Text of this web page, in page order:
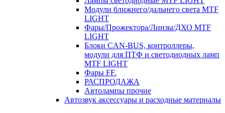
Модули ближнего/дальнего света MTF
LIGHT
Фары/Прожектора/Линзы/ДХО MTF
LIGHT
Блоки CAN-BUS, контроллеры,
модули для ПТФ и светодиодных ламп
MTF LIGHT
Фары FF.
РАСПРОДАЖА
Автолампы прочие
Автозвук аксессуары и расходные материалы